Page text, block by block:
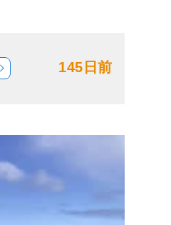
145日前